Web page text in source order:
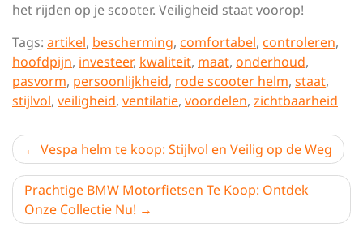
het rijden op je scooter. Veiligheid staat voorop!
Tags: artikel, bescherming, comfortabel, controleren,
hoofdpijn, investeer, kwaliteit, maat, onderhoud,
pasvorm, persoonlijkheid, rode scooter helm, staat,
stijlvol, veiligheid, ventilatie, voordelen, zichtbaarheid
Berichtnavigatie
Vespa helm te koop: Stijlvol en Veilig op de Weg
Prachtige BMW Motorfietsen Te Koop: Ontdek
Onze Collectie Nu!